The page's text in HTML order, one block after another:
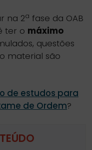
na 2a fase da OAB
ter o máximo
questões
material são
de estudos para
de Ordem?